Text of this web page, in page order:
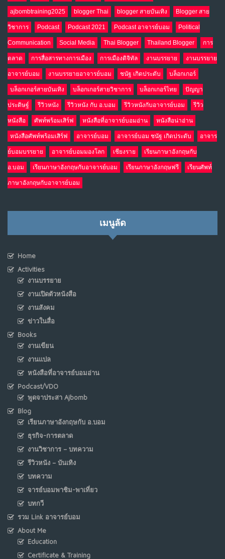
10 อินโดนีเซีย กับเกมอำนาจที่มองไม่เห็น
เม.ย. 19, 2026
NO COMMENTS
ajbombtraining2025 blogger Thai blogger สายบันเทิง Blogger สาย
วิชาการ Podcast Podcast 2021 Podcast อาจารย์บอม Political
Communication Social Media Thai Blogger Thailand Blogger การ
ตลาด การสื่อสารทางการเมือง การเมืองดิจิทัล งานบรรยาย งานบรรยาย
อาจารย์บอม งานบรรยายอาจารย์บอม ชนัฐ เกิดประดับ บล็อกเกอร์
บล็อกเกอร์สายบันเทิง บล็อกเกอร์สายวิชาการ บล็อกเกอร์ไทย ปัญญา
ประดิษฐ์ รีวิวหนัง รีวิวหนัง กับ อ.บอม รีวิวหนังกับอาจารย์บอม รีวิว
หนังสือ ศัพท์พร้อมเสิร์ฟ หนังสือที่อาจารย์บอมอ่าน หนังสือน่าอ่าน
หนังสือศัพท์พร้อมเสิร์ฟ อาจารย์บอม อาจารย์บอม ชนัฐ เกิดประดับ อาจาร
ย์บอมบรรยาย อาจารย์บอมมองโลก เชียงราย เรียนภาษาอังกฤษกับ
อ.บอม เรียนภาษาอังกฤษกับอาจารย์บอม เรียนภาษาอังกฤษฟรี เรียนศัพท์
ภาษาอังกฤษกับอาจารย์บอม
เมนูลัด
Home
Activities
งานบรรยาย
งานเปิดตัวหนังสือ
งานสังคม
ข่าวในสื่อ
Books
งานเขียน
งานแปล
หนังสือที่อาจารย์บอมอ่าน
Podcast/VDO
พูดจาประสา Ajbomb
Blog
เรียนภาษาอังกฤษกับ อ.บอม
ธุรกิจ-การตลาด
งานวิชาการ – บทความ
รีวิวหนัง – บันเทิง
บทความ
จารย์บอมพาชิม-พาเที่ยว
บทกวี
รวม Link อาจารย์บอม
About Me
Education
Certificate & Training